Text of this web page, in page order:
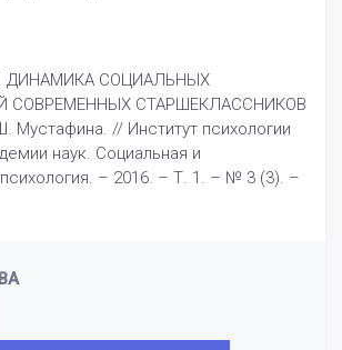
ДИНАМИКА СОЦИАЛЬНЫХ
СОВРЕМЕННЫХ СТАРШЕКЛАССНИКОВ
// Институт психологии
наук. Социальная и
– 2016. – Т. 1. – № 3 (3). –